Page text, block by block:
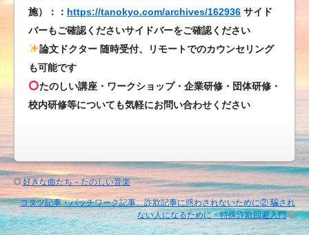
詐
欺
避
入
施）：： https://tanokyo.com/archives/162936 サイド
バーもご確認くださいサイドバーをご確認ください
論文ドクター 随時受付、リモートでのカウンセリング
も可能です
たのしい講座・ワークショップ・企業研修・団体研修・
校内研修等についても気軽にお問い合わせください
好きな曲たち－たのしい音楽
コタツ記事・パッチワーク記事、詐欺記事に惑わされないために② 騙され
ない人になるために・特殊詐欺回避入門